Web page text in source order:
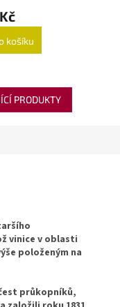
košíku
PRODUKTY
vinice v oblasti
položeným na
průkopníků,